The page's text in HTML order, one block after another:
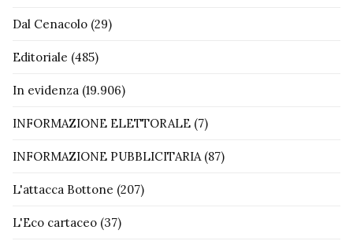
Dal Cenacolo (29)
Editoriale (485)
In evidenza (19.906)
INFORMAZIONE ELETTORALE (7)
INFORMAZIONE PUBBLICITARIA(87)
L'attacca Bottone (207)
L'Eco cartaceo (37)